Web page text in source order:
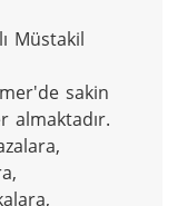
Müstakil
sakin
almaktadır.